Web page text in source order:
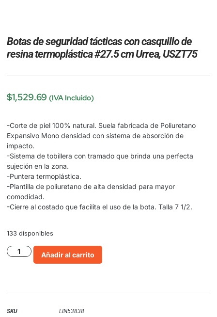
Botas de seguridad tácticas con casquillo de
resina termoplástica #27.5 cm Urrea, USZT75
$1,529.69 (IVA Incluido)
-Corte de piel 100% natural. Suela fabricada de Poliuretano
Expansivo Mono densidad con sistema de absorción de
impacto.
-Sistema de tobillera con tramado que brinda una perfecta
sujeción en la zona.
-Puntera termoplástica.
-Plantilla de poliuretano de alta densidad para mayor
comodidad.
-Cierre al costado que facilita el uso de la bota. Talla 7 1/2.
133 disponibles
Añadir al carrito
SKU
LIN53838